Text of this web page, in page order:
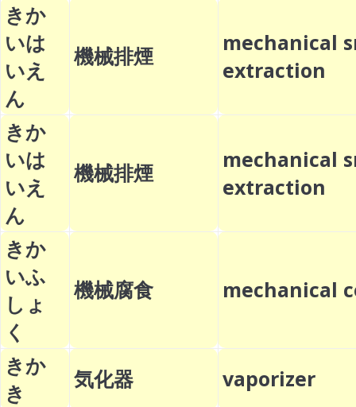
きか
いは
いえ
ん
機械排煙
mechanical
extraction
きか
いは
いえ
ん
機械排煙
mechanical
extraction
きか
いふ
しょ
く
機械腐食 mechanical
きか
き
気化器
vaporizer